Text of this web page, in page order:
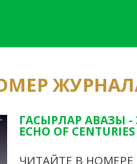
ГАСЫРЛАР АВАЗЫ -
ECHO OF
ЧИТАЙТЕ В НОМЕРЕ